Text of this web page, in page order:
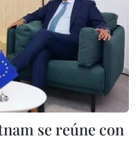
se reúne con